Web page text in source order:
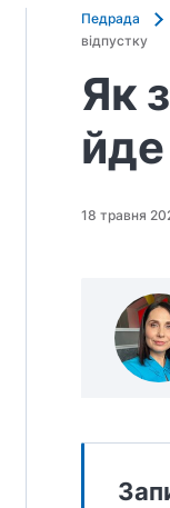
Педрада
відпустку
Як
йде
18 травня